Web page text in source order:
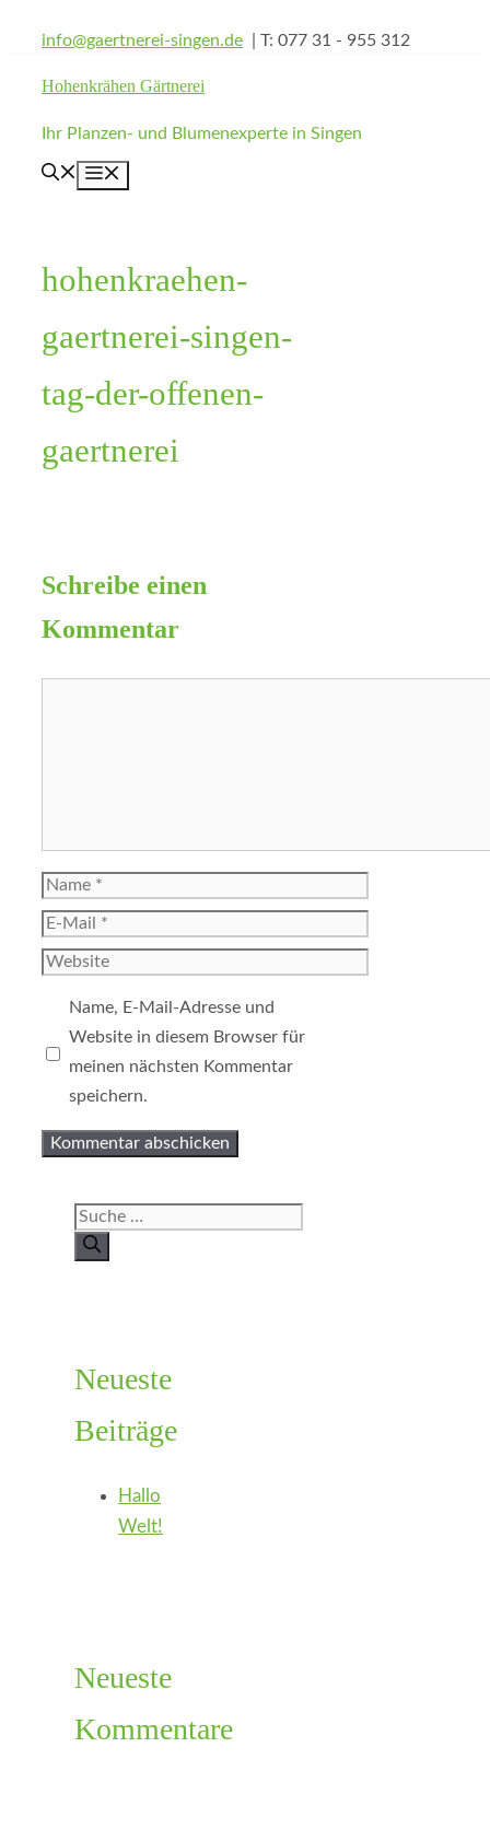
Inhalt
springen
info@gaertnerei-singen.de | T: 077 31 - 955 312
Hohenkrähen Gärtnerei
Ihr Planzen- und Blumenexperte in Singen
hohenkraehen-
gaertnerei-singen-
tag-der-offenen-
gaertnerei
Schreibe einen
Kommentar
Name
E-
Mail
Website
Name, E-Mail-Adresse und
Website in diesem Browser für
meinen nächsten Kommentar
speichern.
Suche
nach:
Neueste
Beiträge
Hallo
Welt!
Neueste
Kommentare